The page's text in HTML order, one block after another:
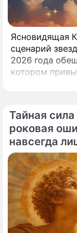
Ясновидящая
сценарий
2026 года
котором
место
Тайная
роковая
навсегда